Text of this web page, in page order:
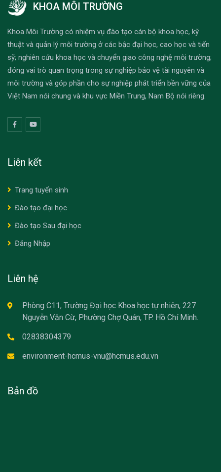
KHOA MÔI TRƯỜNG
Khoa Môi Trường có nhiệm vụ đào tạo cán bộ khoa học, kỹ
thuật và quản lý môi trường ở các bậc đại học, cao học và tiến
sỹ; nghiên cứu khoa học và chuyển giao công nghệ môi trường;
đóng vai trò quan trọng trong sự nghiệp bảo vệ tài nguyên và
môi trường và góp phần cho sự nghiệp phát triển bền vững của
Việt Nam nói chung và khu vực Miền Trung, Nam Bộ nói riêng.
Liên kết
Trang tuyển sinh
Đào tạo đại học
Đào tạo Sau đại học
Đăng Nhập
Liên hệ
Phòng C11, Trường Đại học Khoa học tự nhiên, 227
Nguyễn Văn Cừ, Phường Chợ Quán, TP. Hồ Chí Minh.
02838304379
environment-hcmus-vnu@hcmus.edu.vn
Bản đồ